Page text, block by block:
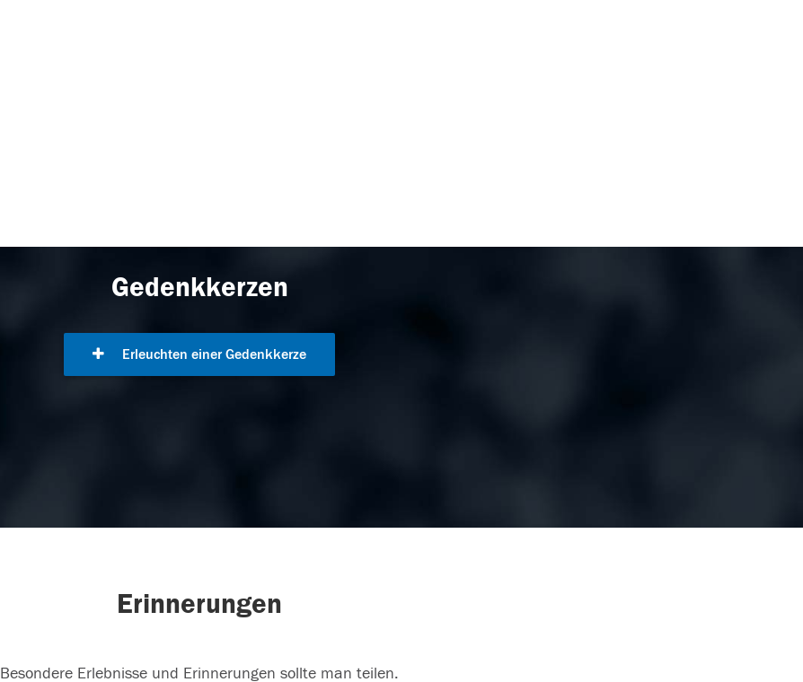
Gedenkkerzen
Erleuchten einer Gedenkkerze
Erinnerungen
Besondere Erlebnisse und Erinnerungen sollte man teilen.